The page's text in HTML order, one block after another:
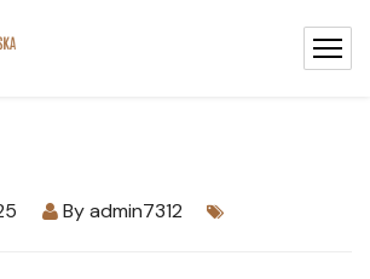
Byadmin7312